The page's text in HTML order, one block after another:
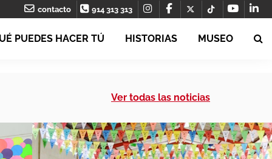
contacto 914 313 313
PUEDES HACER TÚ HISTORIAS MUSEO
Ver todas las noticias